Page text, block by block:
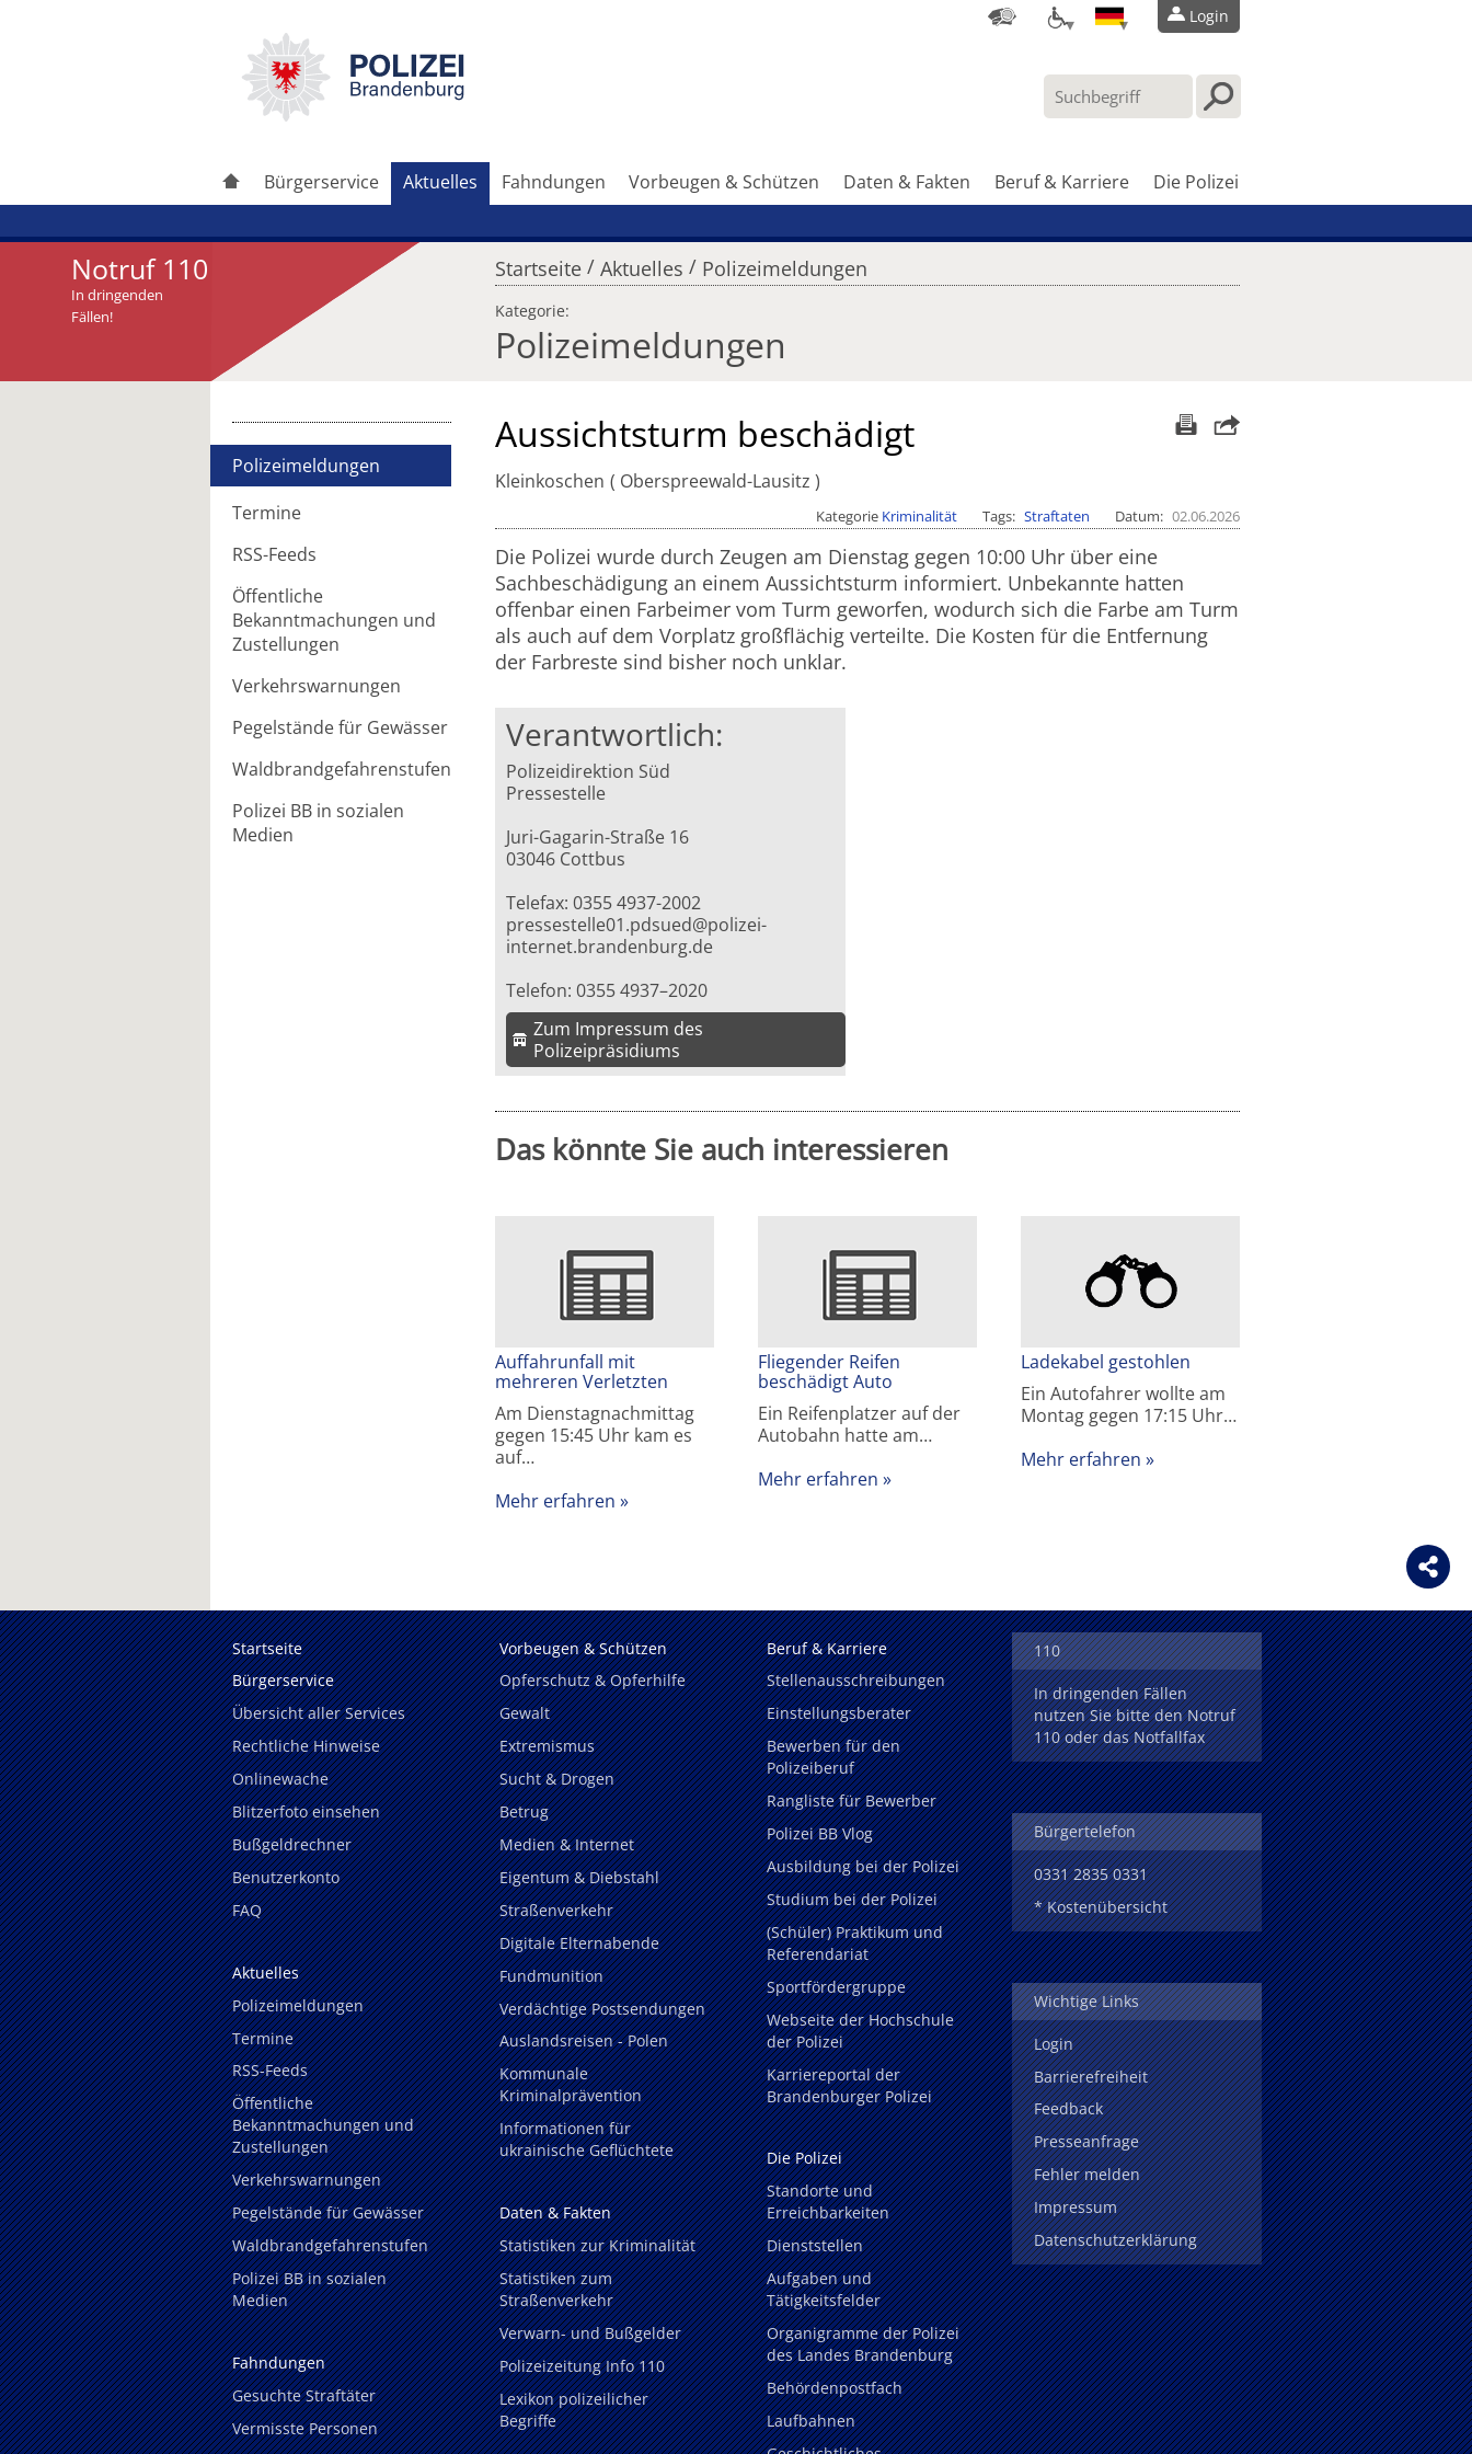
Login
Bürgerservice Aktuelles Fahndungen Vorbeugen & Schützen Daten & Fakten Beruf & Karriere Die Polizei
Notruf 110
In dringenden
Fällen!
Startseite / Aktuelles / Polizeimeldungen
Kategorie:
Polizeimeldungen
Polizeimeldungen
Termine
RSS-Feeds
Öffentliche
Bekanntmachungen und
Zustellungen
Verkehrswarnungen
Pegelstände für Gewässer
Waldbrandgefahrenstufen
Polizei BB in sozialen
Medien
Artikel weiterleiten Aussichtsturm beschädigt
Kleinkoschen Oberspreewald-Lausitz
Kategorie Kriminalität Tags Straftaten Datum 02.06.2026
Die Polizei wurde durch Zeugen am Dienstag gegen 10:00 Uhr über eine
Sachbeschädigung an einem Aussichtsturm informiert. Unbekannte hatten
offenbar einen Farbeimer vom Turm geworfen, wodurch sich die Farbe am Turm
als auch auf dem Vorplatz großflächig verteilte. Die Kosten für die Entfernung
der Farbreste sind bisher noch unklar.
Verantwortlich:
Polizeidirektion Süd
Pressestelle
Juri-Gagarin-Straße 16
03046 Cottbus
Telefax: 0355 4937-2002
pressestelle01.pdsued@polizei-
internet.brandenburg.de
Telefon: 0355 4937–2020
Zum Impressum des
Polizeipräsidiums
Das könnte Sie auch interessieren
Auffahrunfall mit
mehreren Verletzten
Am Dienstagnachmittag
gegen 15:45 Uhr kam es
auf…
Mehr erfahren
Fliegender Reifen
beschädigt Auto
Ein Reifenplatzer auf der
Autobahn hatte am…
Mehr erfahren
Ladekabel gestohlen
Ein Autofahrer wollte am
Montag gegen 17:15 Uhr…
Mehr erfahren
Startseite
Bürgerservice
Übersicht aller Services
Rechtliche Hinweise
Onlinewache
Blitzerfoto einsehen
Bußgeldrechner
Benutzerkonto
FAQ
Aktuelles
Polizeimeldungen
Termine
RSS-Feeds
Öffentliche
Bekanntmachungen und
Zustellungen
Verkehrswarnungen
Pegelstände für Gewässer
Waldbrandgefahrenstufen
Polizei BB in sozialen
Medien
Fahndungen
Gesuchte Straftäter
Vermisste Personen
Vorbeugen & Schützen
Opferschutz & Opferhilfe
Gewalt
Extremismus
Sucht & Drogen
Betrug
Medien & Internet
Eigentum & Diebstahl
Straßenverkehr
Digitale Elternabende
Fundmunition
Verdächtige Postsendungen
Auslandsreisen - Polen
Kommunale
Kriminalprävention
Informationen für
ukrainische Geflüchtete
Daten & Fakten
Statistiken zur Kriminalität
Statistiken zum
Straßenverkehr
Verwarn- und Bußgelder
Polizeizeitung Info 110
Lexikon polizeilicher
Begriffe
Beruf & Karriere
Stellenausschreibungen
Einstellungsberater
Bewerben für den
Polizeiberuf
Rangliste für Bewerber
Polizei BB Vlog
Ausbildung bei der Polizei
Studium bei der Polizei
(Schüler) Praktikum und
Referendariat
Sportfördergruppe
Webseite der Hochschule
der Polizei
Karriereportal der
Brandenburger Polizei
Die Polizei
Standorte und
Erreichbarkeiten
Dienststellen
Aufgaben und
Tätigkeitsfelder
Organigramme der Polizei
des Landes Brandenburg
Behördenpostfach
Laufbahnen
110
In dringenden Fällen
nutzen Sie bitte den Notruf
110 oder das Notfallfax
Bürgertelefon
0331 2835 0331
* Kostenübersicht
Wichtige Links
Login
Barrierefreiheit
Feedback
Presseanfrage
Fehler melden
Impressum
Datenschutzerklärung